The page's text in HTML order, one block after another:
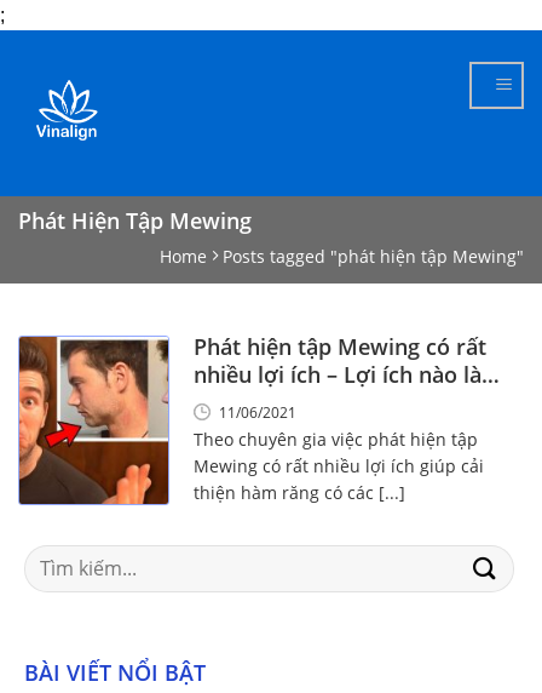
;
content
Phát Hiện Tập Mewing
Home Posts tagged "phát hiện tập Mewing"
Phát hiện tập Mewing có rất
nhiều lợi ích – Lợi ích nào là
tuyệt vời nhất
11/06/2021
Theo chuyên gia việc phát hiện tập
Mewing có rất nhiều lợi ích giúp cải
thiện hàm răng có các [...]
Search
for:
BÀI VIẾT NỔI BẬT